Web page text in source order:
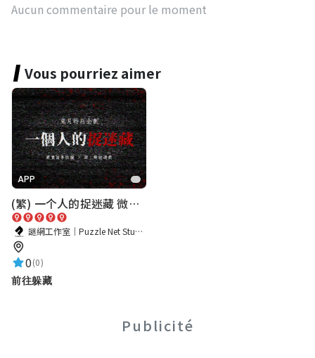
Aucun commentaire pour le moment
Vous pourriez aimer
APP
(繁) 一个人的捉迷藏 微恐都市传说
謎網工作室｜Puzzle Net Studio
0(0)
前往躲藏
Publicité